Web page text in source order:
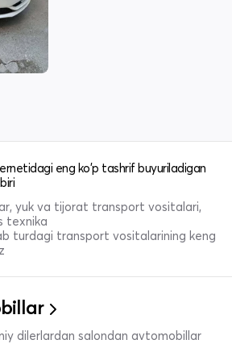
eng ko'p tashrif buyuriladigan
yuk va tijorat transport vositalari,
texnika
turdagi transport vositalarining keng
dilerlardan salondan avtomobillar